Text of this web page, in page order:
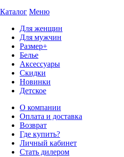
Каталог Меню
Для женщин
Для мужчин
Размер+
Белье
Аксессуары
Скидки
Новинки
Детское
О компании
Оплата и доставка
Возврат
Где купить?
Личный кабинет
Стать дилером